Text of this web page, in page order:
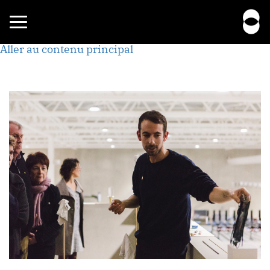
Aller au contenu principal
Toggle
navigation